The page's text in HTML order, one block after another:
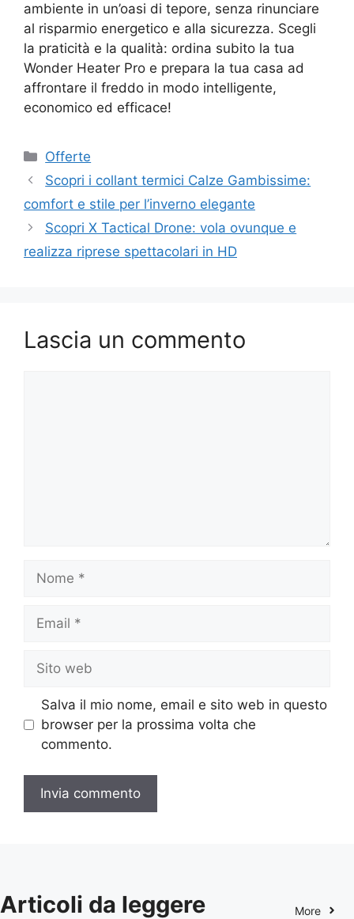
ambiente in un’oasi di tepore, senza rinunciare
al risparmio energetico e alla sicurezza. Scegli
la praticità e la qualità: ordina subito la tua
Wonder Heater Pro e prepara la tua casa ad
affrontare il freddo in modo intelligente,
economico ed efficace!
Categorie
Offerte
Scopri i collant termici Calze Gambissime:
comfort e stile per l’inverno elegante
Scopri X Tactical Drone: vola ovunque e
realizza riprese spettacolari in HD
Lascia un commento
Nome
Email
Sito
web
Salva il mio nome, email e sito web in questo
browser per la prossima volta che
commento.
Articoli da leggere More